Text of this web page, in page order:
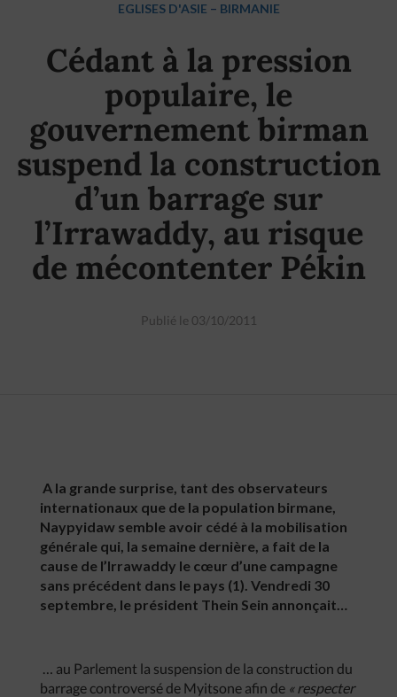
EGLISES D'ASIE – BIRMANIE
Cédant à la pression
populaire, le
gouvernement birman
suspend la construction
d’un barrage sur
l’Irrawaddy, au risque
de mécontenter Pékin
Publié le 03/10/2011
A la grande surprise, tant des observateurs
internationaux que de la population birmane,
Naypyidaw semble avoir cédé à la mobilisation
générale qui, la semaine dernière, a fait de la
cause de l’Irrawaddy le cœur d’une campagne
sans précédent dans le pays (1). Vendredi 30
septembre, le président Thein Sein annonçait…
… au Parlement la suspension de la construction du
barrage controversé de Myitsone afin de « respecter